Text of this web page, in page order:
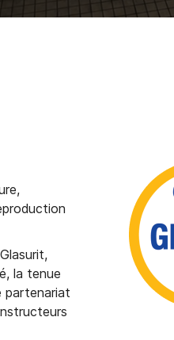
la tenue
partenariat